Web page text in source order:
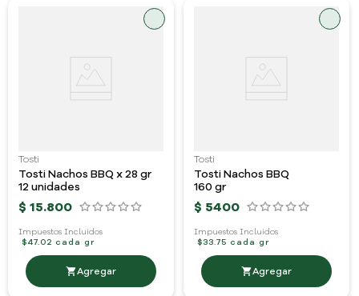
Tosti
Tosti Nachos BBQ x 28 gr
12 unidades
$ 15.800
Impuestos Incluidos
$47.02 cada gr
Tosti
Tosti Nachos BBQ
160 gr
$ 5400
Impuestos Incluidos
$33.75 cada gr